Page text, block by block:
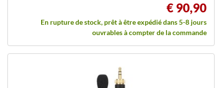
€ 90,90
En rupture de stock, prêt à être expédié dans 5-8 jours
ouvrables à compter de la commande